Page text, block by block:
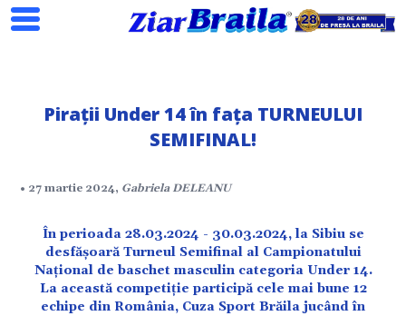
Pirații Under 14 în fața TURNEULUI
SEMIFINAL!
• 27 martie 2024, Gabriela DELEANU
În perioada 28.03.2024 - 30.03.2024, la Sibiu se
desfășoară Turneul Semifinal al Campionatului
Național de baschet masculin categoria Under 14.
La această competiție participă cele mai bune 12
echipe din România, Cuza Sport Brăila jucând în